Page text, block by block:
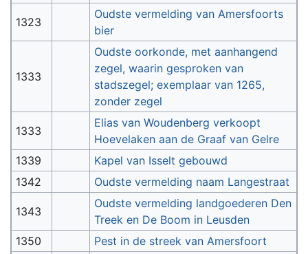
1323
Oudste vermelding van Amersfoorts
bier
1333
Oudste oorkonde, met aanhangend
zegel, waarin gesproken van
stadszegel; exemplaar van 1265,
zonder zegel
1333
Elias van Woudenberg verkoopt
Hoevelaken aan de Graaf van Gelre
1339
Kapel van Isselt gebouwd
1342
Oudste vermelding naam Langestraat
1343
Oudste vermelding landgoederen Den
Treek en De Boom in Leusden
1350
Pest in de streek van Amersfoort